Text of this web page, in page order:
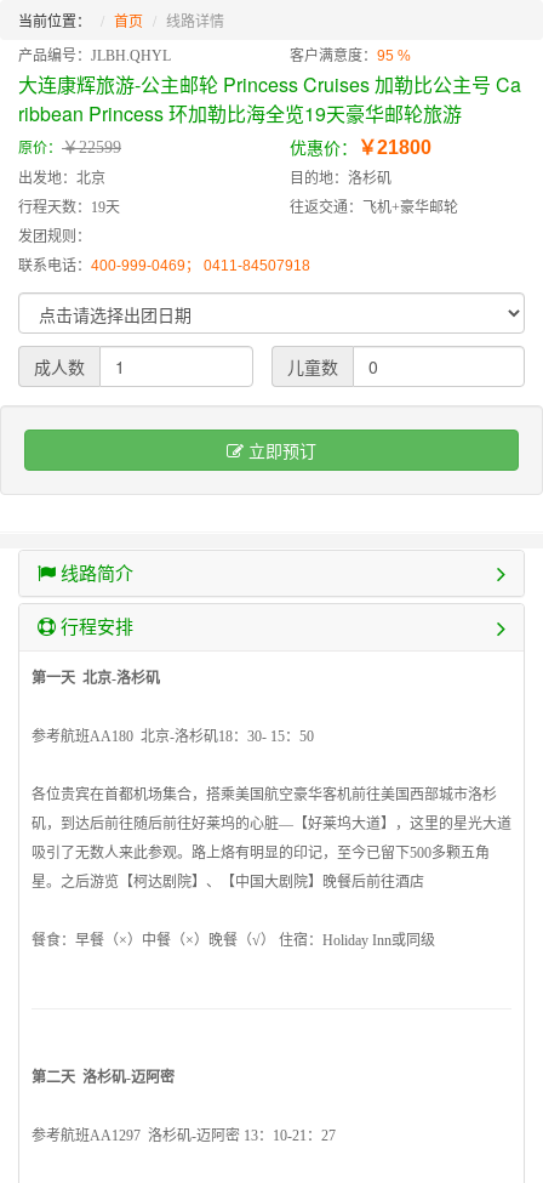
当前位置： 首页 线路详情
产品编号：JLBH.QHYL 客户满意度： 95 %
大连康辉旅游-公主邮轮 Princess Cruises 加勒比公主号 Ca
ribbean Princess 环加勒比海全览19天豪华邮轮旅游
原价： ￥22599 优惠价： ￥21800
出发地：北京
目的地：洛杉矶
行程天数：19天
往返交通：飞机+豪华邮轮
发团规则：
联系电话： 400-999-0469； 0411-84507918
成人数 儿童数
立即预订
线路简介
行程安排
第一天 北京-洛杉矶
参考航班AA180 北京-洛杉矶18：30- 15：50
各位贵宾在首都机场集合，搭乘美国航空豪华客机前往美国西部城市洛杉
矶，到达后前往随后前往好莱坞的心脏—【好莱坞大道】，这里的星光大道
吸引了无数人来此参观。路上烙有明显的印记，至今已留下500多颗五角
星。之后游览【柯达剧院】、【中国大剧院】晚餐后前往酒店
餐食：早餐（×）中餐（×）晚餐（√） 住宿：Holiday Inn或同级
第二天 洛杉矶-迈阿密
参考航班AA1297 洛杉矶-迈阿密 13：10-21：27